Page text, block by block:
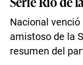
Nacional
amistoso de la
resumen del